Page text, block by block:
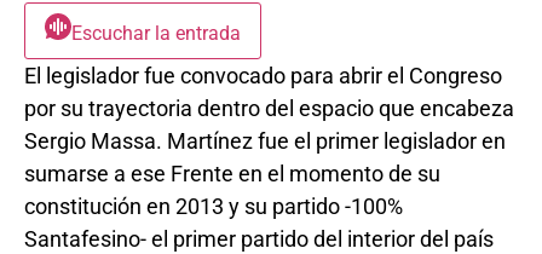
Escuchar la entrada
El legislador fue convocado para abrir el Congreso
por su trayectoria dentro del espacio que encabeza
Sergio Massa. Martínez fue el primer legislador en
sumarse a ese Frente en el momento de su
constitución en 2013 y su partido -100%
Santafesino- el primer partido del interior del país